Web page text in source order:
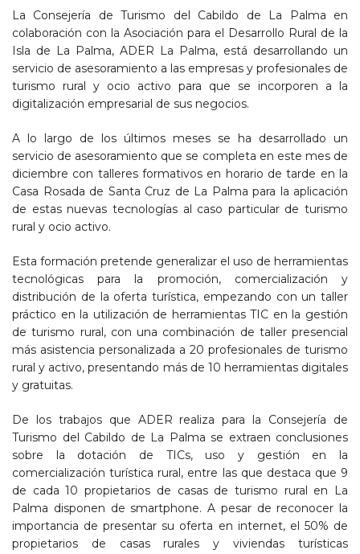
La Consejería de Turismo del Cabildo de La Palma en
colaboración con la Asociación para el Desarrollo Rural de la
Isla de La Palma, ADER La Palma, está desarrollando un
servicio de asesoramiento a las empresas y profesionales de
turismo rural y ocio activo para que se incorporen a la
digitalización empresarial de sus negocios.
A lo largo de los últimos meses se ha desarrollado un
servicio de asesoramiento que se completa en este mes de
diciembre con talleres formativos en horario de tarde en la
Casa Rosada de Santa Cruz de La Palma para la aplicación
de estas nuevas tecnologías al caso particular de turismo
rural y ocio activo.
Esta formación pretende generalizar el uso de herramientas
tecnológicas para la promoción, comercialización y
distribución de la oferta turística, empezando con un taller
práctico en la utilización de herramientas TIC en la gestión
de turismo rural, con una combinación de taller presencial
más asistencia personalizada a 20 profesionales de turismo
rural y activo, presentando más de 10 herramientas digitales
y gratuitas.
De los trabajos que ADER realiza para la Consejería de
Turismo del Cabildo de La Palma se extraen conclusiones
sobre la dotación de TICs, uso y gestión en la
comercialización turística rural, entre las que destaca que 9
de cada 10 propietarios de casas de turismo rural en La
Palma disponen de smartphone. A pesar de reconocer la
importancia de presentar su oferta en internet, el 50% de
propietarios de casas rurales y viviendas turísticas